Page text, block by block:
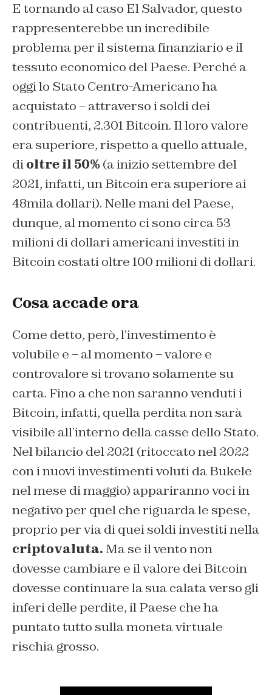
E tornando al caso El Salvador, questo
rappresenterebbe un incredibile
problema per il sistema finanziario e il
tessuto economico del Paese. Perché a
oggi lo Stato Centro-Americano ha
acquistato – attraverso i soldi dei
contribuenti, 2.301 Bitcoin. Il loro valore
era superiore, rispetto a quello attuale,
dioltre il 50% (a inizio settembre del
2021, infatti, un Bitcoin era superiore ai
48mila dollari). Nelle mani del Paese,
dunque, al momento ci sono circa 53
milioni di dollari americani investiti in
Bitcoin costati oltre 100 milioni di dollari.
Cosa accade ora
Come detto, però, l’investimento è
volubile e – al momento – valore e
controvalore si trovano solamente su
carta. Fino a che non saranno venduti i
Bitcoin, infatti, quella perdita non sarà
visibile all’interno della casse dello Stato.
Nel bilancio del 2021 (ritoccato nel 2022
con i nuovi investimenti voluti da Bukele
nel mese di maggio) appariranno voci in
negativo per quel che riguarda le spese,
proprio per via di quei soldi investiti nella
criptovaluta. Ma se il vento non
dovesse cambiare e il valore dei Bitcoin
dovesse continuare la sua calata verso gli
inferi delle perdite, il Paese che ha
puntato tutto sulla moneta virtuale
rischia grosso.